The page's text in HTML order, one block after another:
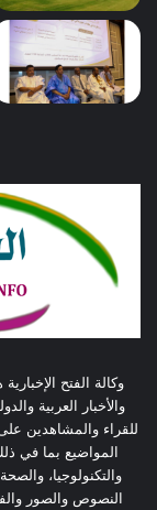
وكالة الفتح
والأخبار العربية
للقراء والمشاهدين
المواضيع بما في
والتكنولوجيا،
النصوص والصور